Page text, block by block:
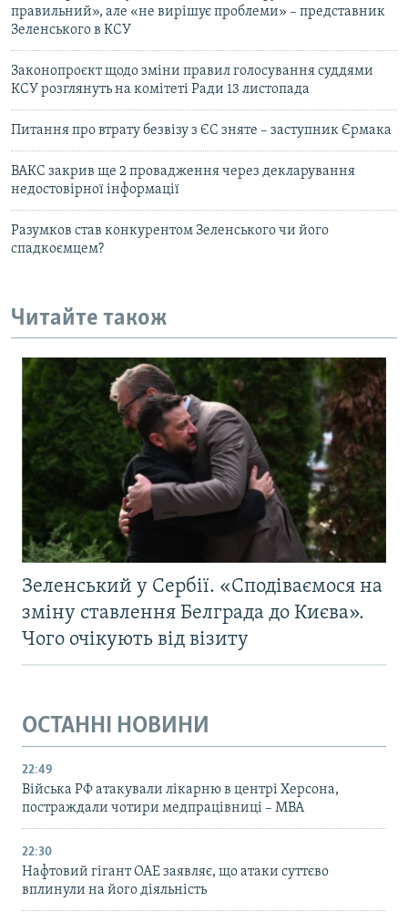
правильний», але «не вирішує проблеми» – представник
Зеленського в КСУ
Законопроєкт щодо зміни правил голосування суддями
КСУ розглянуть на комітеті Ради 13 листопада
Питання про втрату безвізу з ЄС зняте – заступник Єрмака
ВАКС закрив ще 2 провадження через декларування
недостовірної інформації
Разумков став конкурентом Зеленського чи його
спадкоємцем?
Читайте також
Зеленський у Сербії. «Сподіваємося на
зміну ставлення Белграда до Києва».
Чого очікують від візиту
ОСТАННІ НОВИНИ
22:49
Війська РФ атакували лікарню в центрі Херсона,
постраждали чотири медпрацівниці – МВА
22:30
Нафтовий гігант ОАЕ заявляє, що атаки суттєво
вплинули на його діяльність